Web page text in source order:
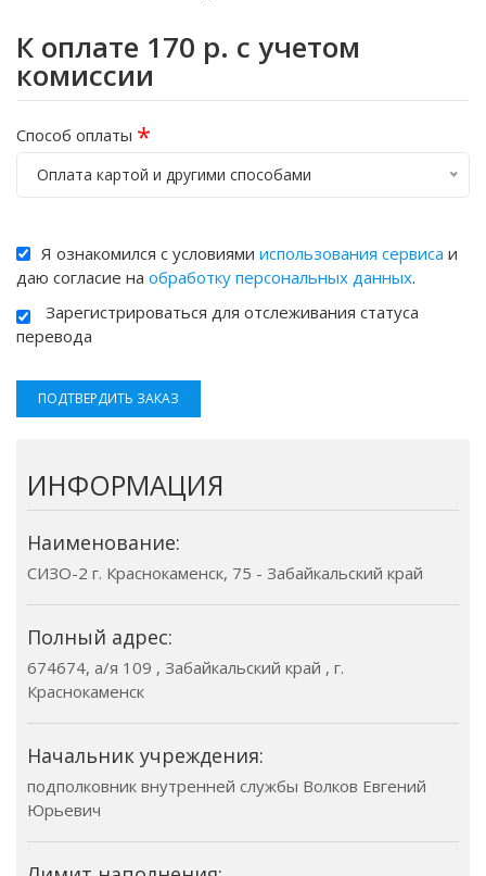
К оплате 170 р. с учетом
комиссии
Способ оплаты *
Оплата картой и другими способами
Я ознакомился с условиями использования сервиса и
даю согласие на обработку персональных данных.
Зарегистрироваться для отслеживания статуса
перевода
ПОДТВЕРДИТЬ ЗАКАЗ
ИНФОРМАЦИЯ
Наименование:
СИЗО-2 г. Краснокаменск, 75 - Забайкальский край
Полный адрес:
674674, а/я 109 , Забайкальский край , г.
Краснокаменск
Начальник учреждения:
подполковник внутренней службы Волков Евгений
Юрьевич